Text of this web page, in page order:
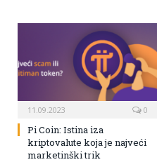
11.09.2023 0
Pi Coin: Istina iza
kriptovalute koja je najveći
marketinški trik